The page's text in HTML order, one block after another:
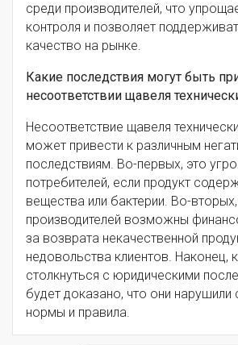
среди производителей, что
контроля и позволяет
качество на рынке.
Какие последствия могут быть
несоответствии щавеля
Несоответствие щавеля
может привести к различным
последствиям. Во-первых, это
потребителей, если продукт
вещества или бактерии. Во-
производителей возможны
за возврата некачественной
недовольства клиентов. Наконец,
столкнуться с юридическими
будет доказано, что они нарушили
нормы и правила.